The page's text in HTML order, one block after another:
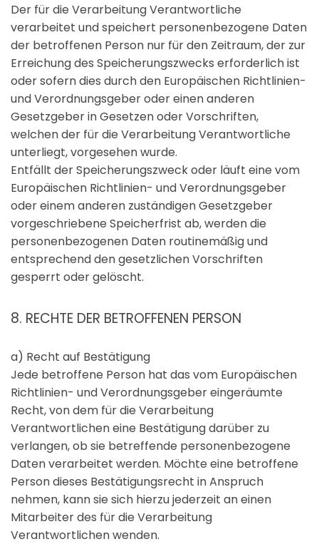
Der für die Verarbeitung Verantwortliche
verarbeitet und speichert personenbezogene Daten
der betroffenen Person nur für den Zeitraum, der zur
Erreichung des Speicherungszwecks erforderlich ist
oder sofern dies durch den Europäischen Richtlinien-
und Verordnungsgeber oder einen anderen
Gesetzgeber in Gesetzen oder Vorschriften,
welchen der für die Verarbeitung Verantwortliche
unterliegt, vorgesehen wurde.
Entfällt der Speicherungszweck oder läuft eine vom
Europäischen Richtlinien- und Verordnungsgeber
oder einem anderen zuständigen Gesetzgeber
vorgeschriebene Speicherfrist ab, werden die
personenbezogenen Daten routinemäßig und
entsprechend den gesetzlichen Vorschriften
gesperrt oder gelöscht.
8. RECHTE DER BETROFFENEN PERSON
a) Recht auf Bestätigung
Jede betroffene Person hat das vom Europäischen
Richtlinien- und Verordnungsgeber eingeräumte
Recht, von dem für die Verarbeitung
Verantwortlichen eine Bestätigung darüber zu
verlangen, ob sie betreffende personenbezogene
Daten verarbeitet werden. Möchte eine betroffene
Person dieses Bestätigungsrecht in Anspruch
nehmen, kann sie sich hierzu jederzeit an einen
Mitarbeiter des für die Verarbeitung
Verantwortlichen wenden.